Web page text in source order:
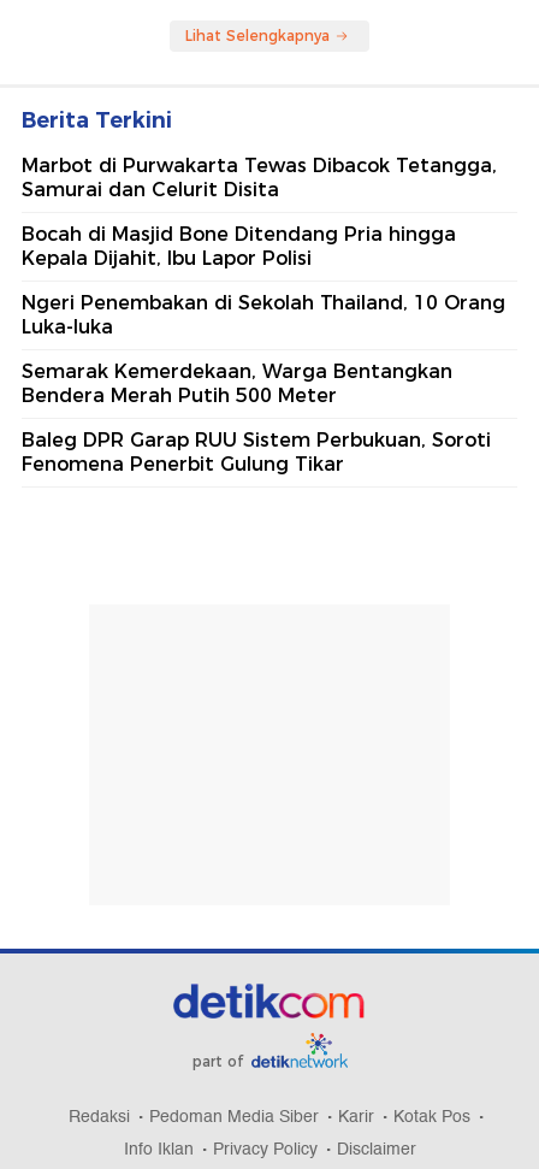
Lihat Selengkapnya
Berita Terkini
Marbot di Purwakarta Tewas Dibacok Tetangga,
Samurai dan Celurit Disita
Bocah di Masjid Bone Ditendang Pria hingga
Kepala Dijahit, Ibu Lapor Polisi
Ngeri Penembakan di Sekolah Thailand, 10 Orang
Luka-luka
Semarak Kemerdekaan, Warga Bentangkan
Bendera Merah Putih 500 Meter
Baleg DPR Garap RUU Sistem Perbukuan, Soroti
Fenomena Penerbit Gulung Tikar
part of
Redaksi Pedoman Media Siber Karir
Kotak Pos
Info Iklan
Privacy Policy Disclaimer